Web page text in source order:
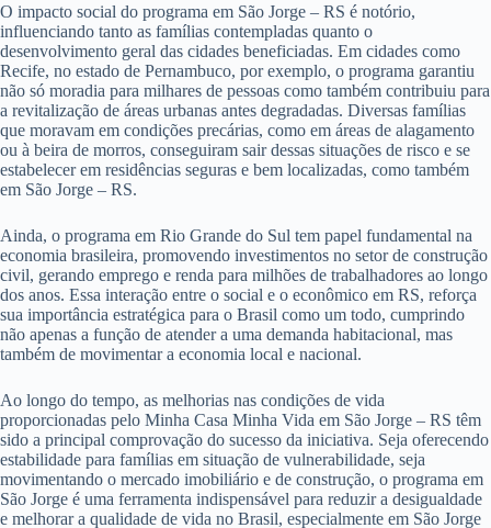
O impacto social do programa em São Jorge – RS é notório,
influenciando tanto as famílias contempladas quanto o
desenvolvimento geral das cidades beneficiadas. Em cidades como
Recife, no estado de Pernambuco, por exemplo, o programa garantiu
não só moradia para milhares de pessoas como também contribuiu para
a revitalização de áreas urbanas antes degradadas. Diversas famílias
que moravam em condições precárias, como em áreas de alagamento
ou à beira de morros, conseguiram sair dessas situações de risco e se
estabelecer em residências seguras e bem localizadas, como também
em São Jorge – RS.
Ainda, o programa em Rio Grande do Sul tem papel fundamental na
economia brasileira, promovendo investimentos no setor de construção
civil, gerando emprego e renda para milhões de trabalhadores ao longo
dos anos. Essa interação entre o social e o econômico em RS, reforça
sua importância estratégica para o Brasil como um todo, cumprindo
não apenas a função de atender a uma demanda habitacional, mas
também de movimentar a economia local e nacional.
Ao longo do tempo, as melhorias nas condições de vida
proporcionadas pelo Minha Casa Minha Vida em São Jorge – RS têm
sido a principal comprovação do sucesso da iniciativa. Seja oferecendo
estabilidade para famílias em situação de vulnerabilidade, seja
movimentando o mercado imobiliário e de construção, o programa em
São Jorge é uma ferramenta indispensável para reduzir a desigualdade
e melhorar a qualidade de vida no Brasil, especialmente em São Jorge